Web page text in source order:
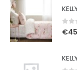
0
€